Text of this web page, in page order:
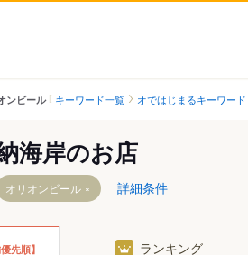
ンビール キーワード一覧 オではじまるキーワード
海岸のお店
オリオンビール 詳細条件
先順】 ランキング